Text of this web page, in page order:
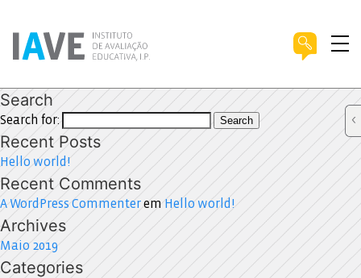
Search
Search for: Search
Recent Posts
Hello world!
Recent Comments
A WordPress Commenterem Hello world!
Archives
Maio 2019
Categories